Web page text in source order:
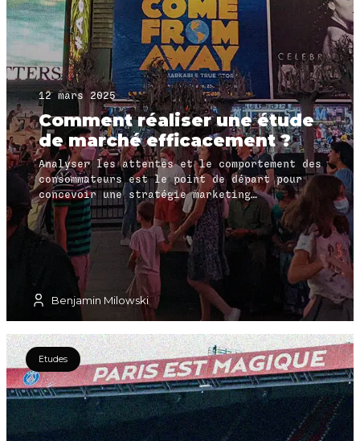
12 mars 2025
Comment réaliser une étude
de marché efficacement ?
Analyser les attentes et le comportement des
consommateurs est le point de départ pour
concevoir une stratégie marketing
performante.
Benjamin Milowski
Etudes